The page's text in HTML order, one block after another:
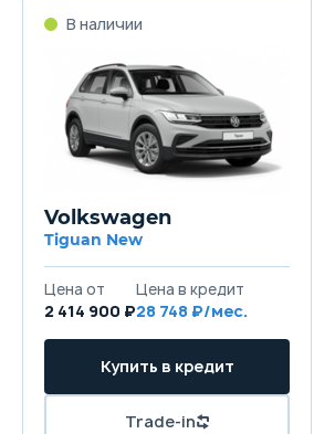
В наличии
Volkswagen
Tiguan New
Цена от
2 414 900 ₽
Цена в кредит
28 748 ₽/мес.
Купить в кредит
Trade-in